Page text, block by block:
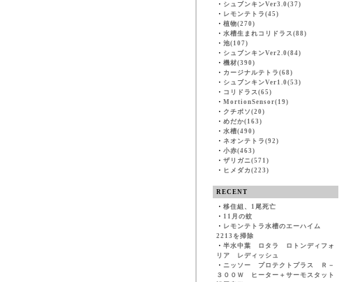
・ シュブンキンVer3.0(37)
・ レモンテトラ(45)
・ 植物(270)
・ 水槽生まれコリドラス(88)
・ 池(107)
・ シュブンキンVer2.0(84)
・ 機材(390)
・ カージナルテトラ(68)
・ シュブンキンVer1.0(53)
・ コリドラス(65)
・ MortionSensor(19)
・ クチボソ(20)
・ めだか(163)
・ 水槽(490)
・ ネオンテトラ(92)
・ 小赤(463)
・ ザリガニ(571)
・ ヒメダカ(223)
RECENT
・ 移住組、1尾死亡
・ 11月の蚊
・ レモンテトラ水槽のエーハイム
2213を掃除
・ 半水中葉 ロタラ ロトンディフォ
リア レディッシュ
・ ニッソー プロテクトプラス Ｒ－
３００Ｗ ヒーター＋サーモスタット